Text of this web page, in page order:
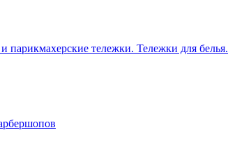
тележки. Тележки для белья.